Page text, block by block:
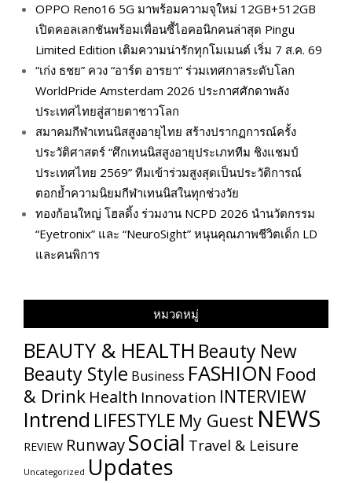
OPPO Reno16 5G มาพร้อมความจุใหม่ 12GB+512GB
เปิดคอลเลกชันพร้อมเพื่อนซี้ไอคอนิกคนล่าสุด Pingu
Limited Edition เติมความน่ารักทุกโมเมนต์ เริ่ม 7 ส.ค. 69
“เก่ง ธชย” ควง “อาร์ต อารยา” ร่วมเทศกาลระดับโลก
WorldPride Amsterdam 2026 ประกาศศักดาพลัง
ประเทศไทยสู่สายตาชาวโลก
สมาคมกีฬาเทนนิสสูงอายุไทย สร้างปรากฏการณ์ครั้ง
ประวัติศาสตร์ “ศึกเทนนิสสูงอายุประเภททีม ชิงแชมป์
ประเทศไทย 2569” ทีมเข้าร่วมสูงสุดเป็นประวัติการณ์
ตอกย้ำความนิยมกีฬาเทนนิสในทุกช่วงวัย
ทองก้อนใหญ่ โฮลดิ้ง ร่วมงาน NCPD 2026 นำนวัตกรรม
“Eyetronix” และ “NeuroSight” หนุนคุณภาพชีวิตเด็ก LD
และคนพิการ
หมวดหมู่
BEAUTY & HEALTH Beauty New
Beauty Style Business FASHION Food
& Drink Health Innovation INTERVIEW
Intrend LIFESTYLE My​ Guest NEWS
REVIEW RunwaySocial Travel & Leisure
Uncategorized Updates